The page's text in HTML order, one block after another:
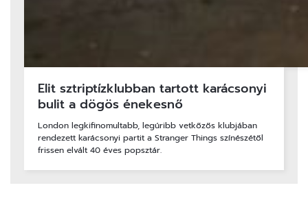
Elit sztriptízklubban tartott karácsonyi
bulit a dögös énekesnő
London legkifinomultabb, legúribb vetkőzős klubjában
rendezett karácsonyi partit a Stranger Things színészétől
frissen elvált 40 éves popsztár.